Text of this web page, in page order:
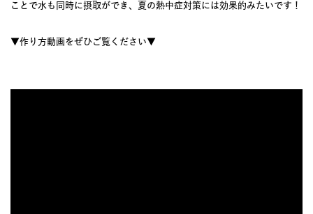
ことで水も同時に摂取ができ、夏の熱中症対策には効果的みたいです！
▼作り方動画をぜひご覧ください▼